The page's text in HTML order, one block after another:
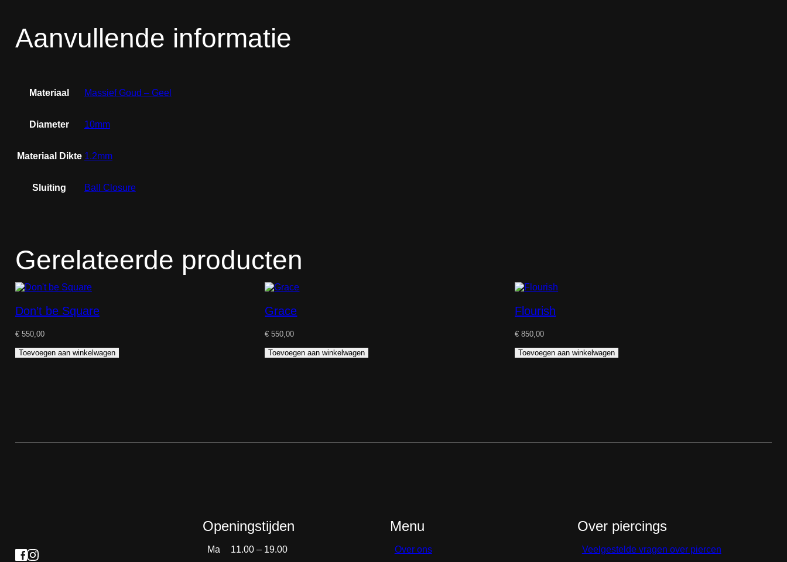
Aanvullende informatie
Materiaal Massief Goud – Geel
Diameter 10mm
Materiaal Dikte 1.2mm
Sluiting Ball Closure
Gerelateerde producten
Don’t be Square
€550,00
Toevoegen aan winkelwagen
Grace
€ 550,00
Toevoegen aan winkelwagen
Flourish
€ 850,00
Toevoegen aan winkelwagen
Openingstijden
Ma
11.00 – 19.00
Menu
Over ons
Over piercings
Veelgestelde vragen over piercen